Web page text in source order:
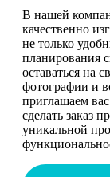
В нашей
качественно
не только
планирования
оставаться на
фотографии и
приглашаем
сделать заказ
уникальной